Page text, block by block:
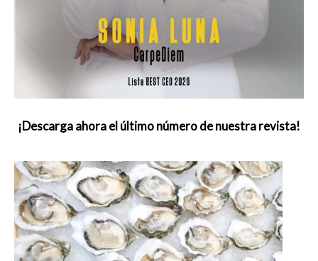
¡Descarga ahora el último número de nuestra revista!